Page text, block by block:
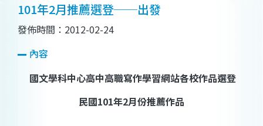
101年2月推薦選登──出發
發佈時間：2012-02-24
內容
國文學科中心高中高職寫作學習網站各校作品選登
民國101年2月份推薦作品